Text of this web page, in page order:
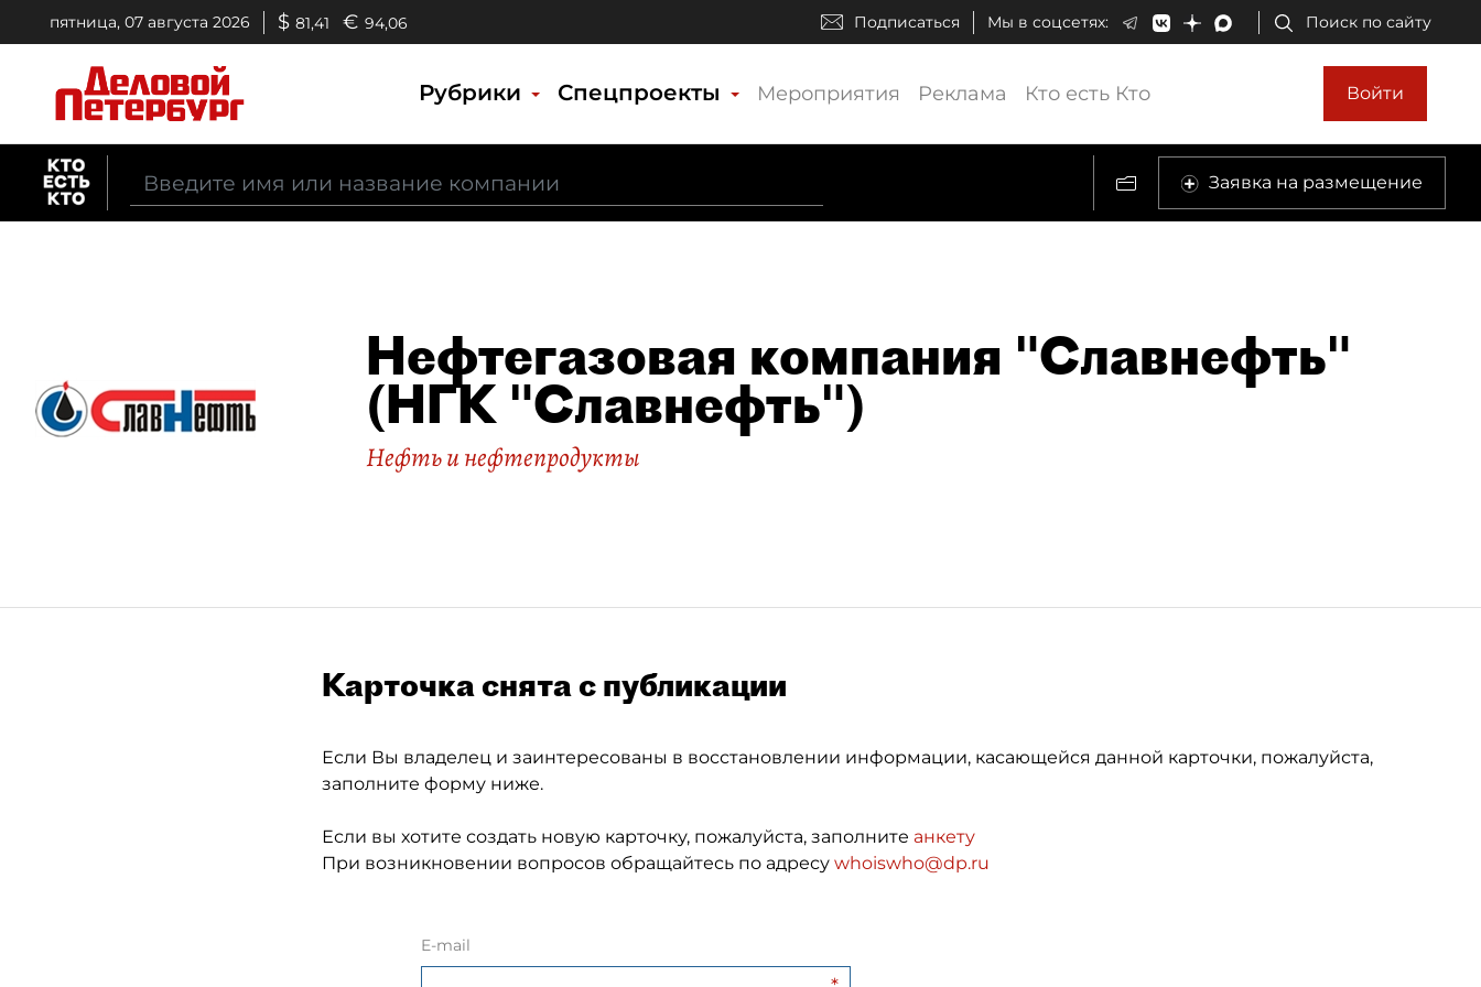
пятница, 07 августа 2026 $ 81,41 € 94,06 Подписаться Мы в соцсетях: Поиск по сайту
Рубрики Спецпроекты Мероприятия Реклама Кто есть Кто Войти
Заявка на размещение
Нефтегазовая компания "Славнефть"
(НГК "Славнефть")
Нефть и нефтепродукты
Карточка снята с публикации
Если Вы владелец и заинтересованы в восстановлении информации, касающейся данной карточки, пожалуйста,
заполните форму ниже.
Если вы хотите создать новую карточку, пожалуйста, заполните анкету
При возникновении вопросов обращайтесь по адресу whoiswho@dp.ru
E-mail